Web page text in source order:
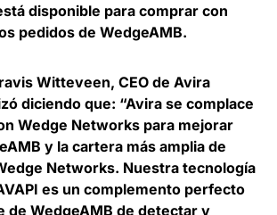
disponible para comprar con
pedidos de WedgeAMB.
Witteveen, CEO de Avira
diciendo que: “Avira se complace
Wedge Networks para mejorar
y la cartera más amplia de
Networks. Nuestra tecnología
es un complemento perfecto
de WedgeAMB de detectar y